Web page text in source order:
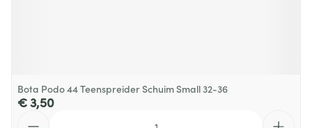
Bota Podo 44 Teenspreider Schuim Small 32-36
€ 3,50